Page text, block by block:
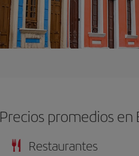
Precios promedios en
Restaurantes